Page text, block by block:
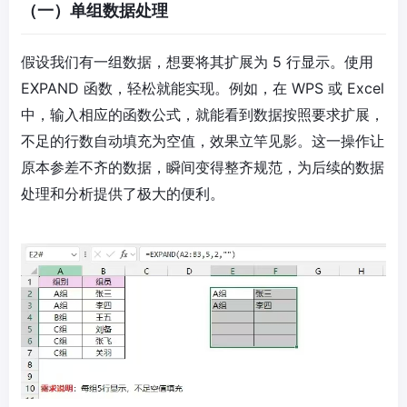
（一）单组数据处理
假设我们有一组数据，想要将其扩展为 5 行显示。使用
EXPAND 函数，轻松就能实现。例如，在 WPS 或 Excel
中，输入相应的函数公式，就能看到数据按照要求扩展，
不足的行数自动填充为空值，效果立竿见影。这一操作让
原本参差不齐的数据，瞬间变得整齐规范，为后续的数据
处理和分析提供了极大的便利。